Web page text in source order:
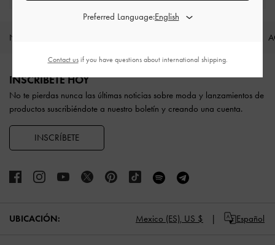
NOVEDADES
Site footer
INSCRÍBETE HOY
No te pierdas nunca las últimas noticias sobre moda y lanzamientos de
productos suscribiéndote a nuestro boletín y creando una cuenta.
INSCRÍBETE
UBICACIÓN: Mexico (ES), US $ Español
Preferred Language:
Contact usif you have questions about international shipping.